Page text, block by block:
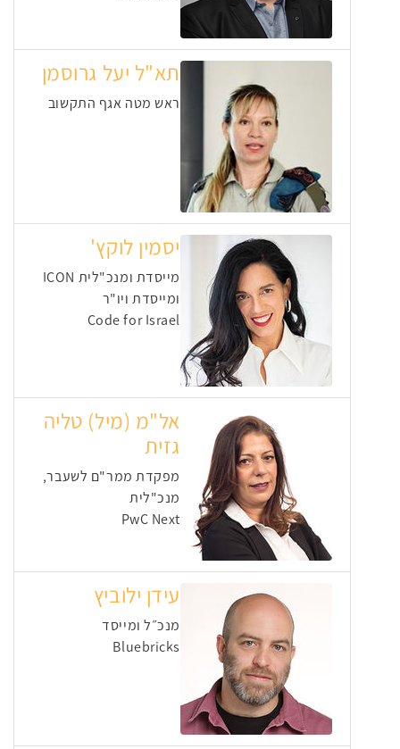
תא"ל יעל גרוסמן
ראש מטה אגף התקשוב
יסמין לוקץ'
מייסדת ומנכ"לית ICON
ומייסדת ויו"ר
Code for Israel
אל"מ (מיל) טליה
גזית
מפקדת ממר"ם לשעבר,
מנכ"לית
PwC Next
עידן ילוביץ
מנכ״ל ומייסד
Bluebricks